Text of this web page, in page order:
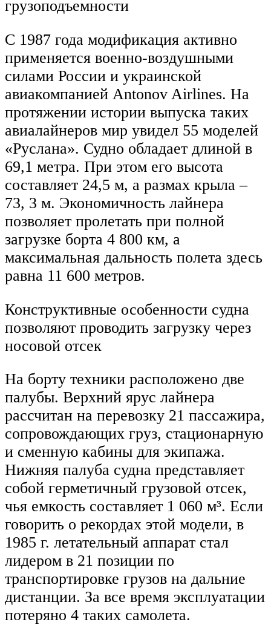
грузоподъемности
С 1987 года модификация активно
применяется военно-воздушными
силами России и украинской
авиакомпанией Antonov Airlines. На
протяжении истории выпуска таких
авиалайнеров мир увидел 55 моделей
«Руслана». Судно обладает длиной в
69,1 метра. При этом его высота
составляет 24,5 м, а размах крыла –
73, 3 м. Экономичность лайнера
позволяет пролетать при полной
загрузке борта 4 800 км, а
максимальная дальность полета здесь
равна 11 600 метров.
Конструктивные особенности судна
позволяют проводить загрузку через
носовой отсек
На борту техники расположено две
палубы. Верхний ярус лайнера
рассчитан на перевозку 21 пассажира,
сопровождающих груз, стационарную
и сменную кабины для экипажа.
Нижняя палуба судна представляет
собой герметичный грузовой отсек,
чья емкость составляет 1 060 м³. Если
говорить о рекордах этой модели, в
1985 г. летательный аппарат стал
лидером в 21 позиции по
транспортировке грузов на дальние
дистанции. За все время эксплуатации
потеряно 4 таких самолета.